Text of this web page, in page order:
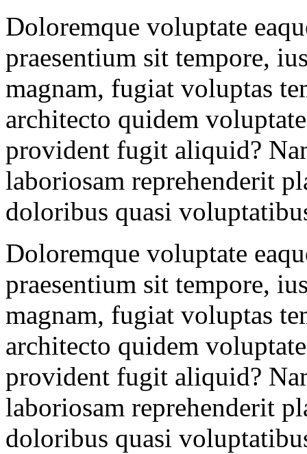
Doloremque voluptate
praesentium sit tempore,
magnam, fugiat voluptas
architecto quidem
provident fugit aliquid?
laboriosam reprehenderit
doloribus quasi
Doloremque voluptate
praesentium sit tempore,
magnam, fugiat voluptas
architecto quidem
provident fugit aliquid?
laboriosam reprehenderit
doloribus quasi